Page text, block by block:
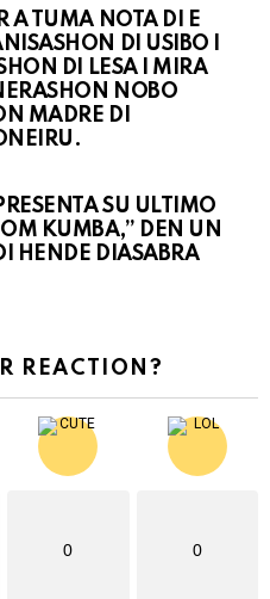
A TUMA NOTA DI E
DI USIBO I
DI LESA I MIRA
NOBO
MADRE DI
SU ULTIMO
KUMBA,” DEN UN
HENDE DIASABRA
REACTION?
0 0